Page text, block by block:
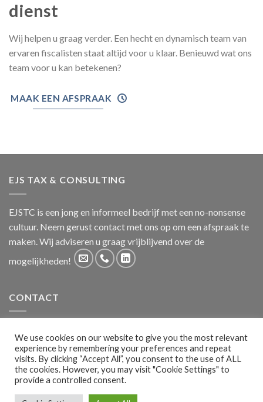
dienst
Wij helpen u graag verder. Een hecht en dynamisch team van
ervaren fiscalisten staat altijd voor u klaar. Benieuwd wat ons
team voor u kan betekenen?
MAAK EEN AFSPRAAK
EJS TAX & CONSULTING
EJSTC is een jong en informeel bedrijf met een no-nonsense
cultuur. Neem gerust contact met ons op om een afspraak te
maken. Wij adviseren u graag vrijblijvend over de
mogelijkheden!
CONTACT
2289CX Rijswijk
ALGEMENE VOORWAARDEN DIENSTVERLENING
We use cookies on our website to give you the most relevant
experience by remembering your preferences and repeat
visits. By clicking “Accept All”, you consent to the use of ALL
the cookies. However, you may visit "Cookie Settings" to
provide a controlled consent.